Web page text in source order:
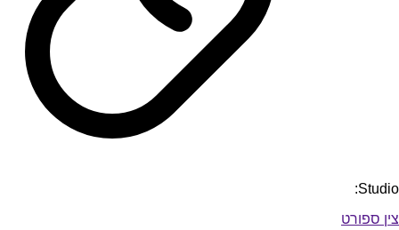
Studio:
צין ספורט